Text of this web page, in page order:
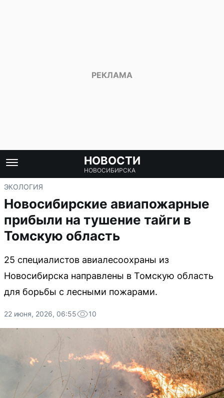
НОВОСТИ
НОВОСИБИРСКА
ЭКОЛОГИЯ
Новосибирские авиапожарные
прибыли на тушение тайги в
Томскую область
25 специалистов авиалесоохраны из
Новосибирска направлены в Томскую область
для борьбы с лесными пожарами.
22 июня, 2026, 06:55 10